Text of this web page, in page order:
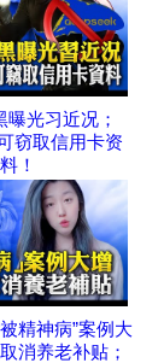
曝光习近况；
窃取信用卡资
料！
精神病”案例大
消养老补贴；